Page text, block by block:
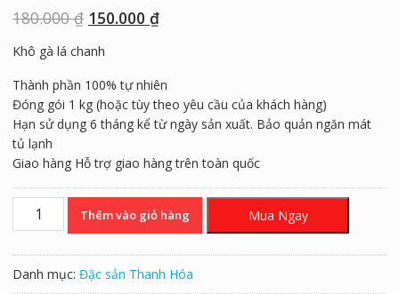
180.000₫ 150.000 ₫
Khô gà lá chanh
Thành phần 100% tự nhiên
Đóng gói 1 kg (hoặc tùy theo yêu cầu của khách hàng)
Hạn sử dụng 6 tháng kể từ ngày sản xuất. Bảo quản ngăn mát
tủ lạnh
Giao hàng Hỗ trợ giao hàng trên toàn quốc
làm
Thêm vào giỏ hàng Mua Ngay
Danh mục: Đặc sản Thanh Hóa